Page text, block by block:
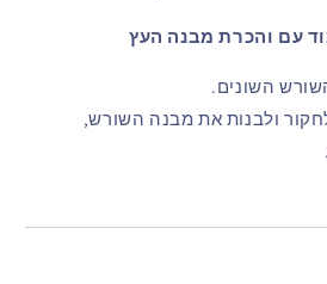
עם והכרת מבנה העץ
השונים.
ולבנות את מבנה השורש,